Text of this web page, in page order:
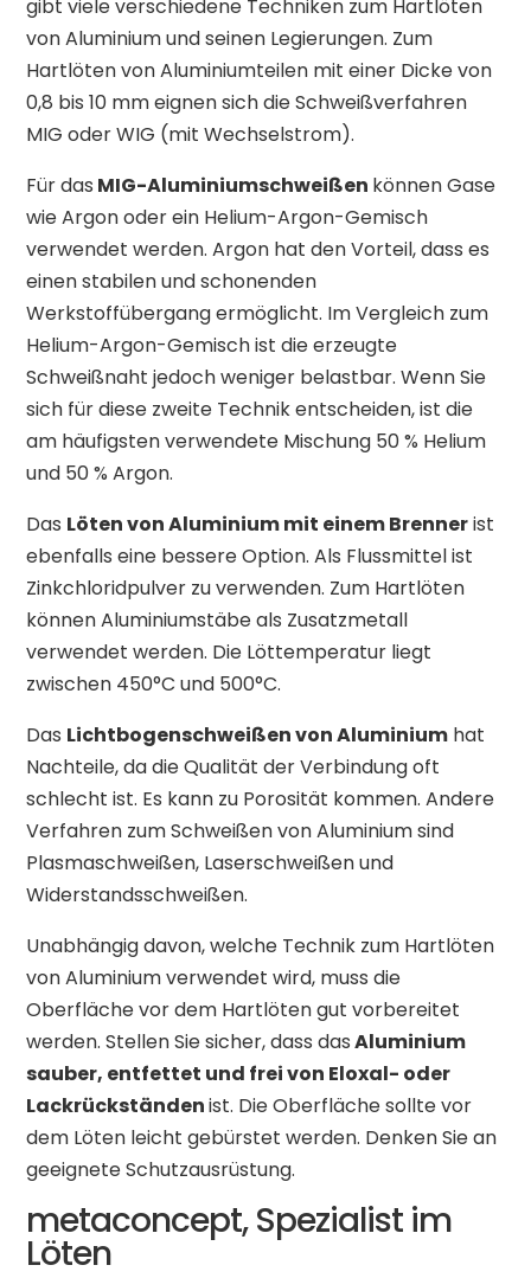
gibt viele verschiedene Techniken zum Hartlöten
von Aluminium und seinen Legierungen. Zum
Hartlöten von Aluminiumteilen mit einer Dicke von
0,8 bis 10 mm eignen sich die Schweißverfahren
MIG oder WIG (mit Wechselstrom).
Für das MIG-Aluminiumschweißen können Gase
wie Argon oder ein Helium-Argon-Gemisch
verwendet werden. Argon hat den Vorteil, dass es
einen stabilen und schonenden
Werkstoffübergang ermöglicht. Im Vergleich zum
Helium-Argon-Gemisch ist die erzeugte
Schweißnaht jedoch weniger belastbar. Wenn Sie
sich für diese zweite Technik entscheiden, ist die
am häufigsten verwendete Mischung 50 % Helium
und 50 % Argon.
Das Löten von Aluminium mit einem Brennerist
ebenfalls eine bessere Option. Als Flussmittel ist
Zinkchloridpulver zu verwenden. Zum Hartlöten
können Aluminiumstäbe als Zusatzmetall
verwendet werden. Die Löttemperatur liegt
zwischen 450°C und 500°C.
Das Lichtbogenschweißen von Aluminium hat
Nachteile, da die Qualität der Verbindung oft
schlecht ist. Es kann zu Porosität kommen. Andere
Verfahren zum Schweißen von Aluminium sind
Plasmaschweißen, Laserschweißen und
Widerstandsschweißen.
Unabhängig davon, welche Technik zum Hartlöten
von Aluminium verwendet wird, muss die
Oberfläche vor dem Hartlöten gut vorbereitet
werden. Stellen Sie sicher, dass dasAluminium
sauber, entfettet und frei von Eloxal- oder
Lackrückständenist. Die Oberfläche sollte vor
dem Löten leicht gebürstet werden. Denken Sie an
geeignete Schutzausrüstung.
metaconcept, Spezialist im
Löten